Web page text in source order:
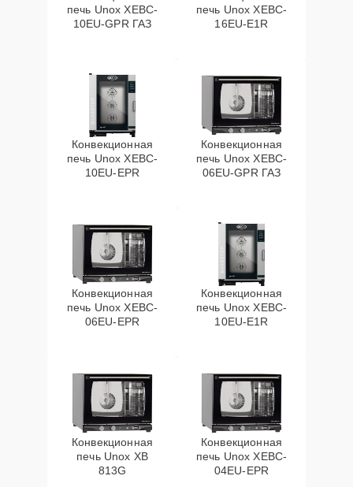
печь Unox XEBC-
10EU-GPR ГАЗ
печь Unox XEBC-
16EU-E1R
Конвекционная
печь Unox XEBC-
10EU-EPR
Конвекционная
печь Unox XEBC-
06EU-GPR ГАЗ
Конвекционная
печь Unox XEBC-
06EU-EPR
Конвекционная
печь Unox XEBC-
10EU-E1R
Конвекционная
печь Unox XB
813G
Конвекционная
печь Unox XEBC-
04EU-EPR